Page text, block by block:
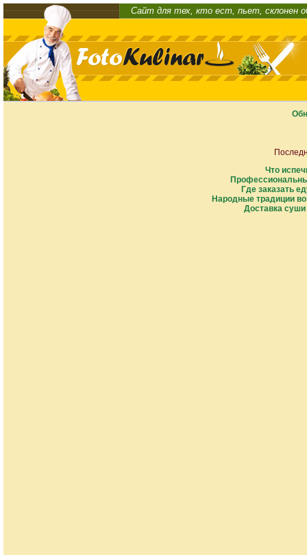
Сайт для тех, кто ест, пьет, склонен
Что
Где заказать
Народные традиции
Доставка